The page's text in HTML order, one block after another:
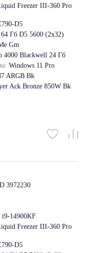
Freezer III-360 Pro
D5
64 Гб D5 5600 (2х32)
Gm
4000 Blackwell 24 Гб
Windows 11 Pro
ARGB Bk
Ack Bronze 850W Bk
3972230
i9-14900KF
Freezer III-360 Pro
D5